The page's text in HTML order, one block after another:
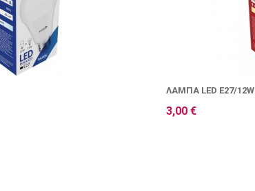
ΛΆΜΠΑ LED E27/12W
3,00 €